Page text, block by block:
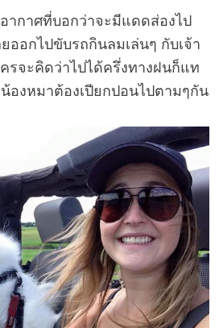
ากาศที่บอกว่าจะมีแดดส่องไป
ออกไปขับรถกินลมเล่นๆ กับเจ้า
รจะคิดว่าไปได้ครึ่งทางฝนก็แท
องหมาต้องเปียกปอนไปตามๆกัน